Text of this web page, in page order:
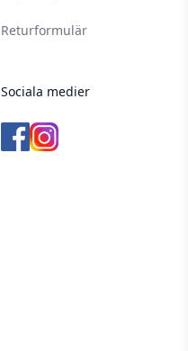
Returformulär
Sociala medier